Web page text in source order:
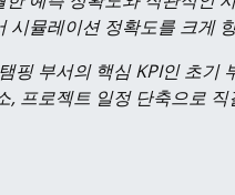
시뮬레이션 정확도를 크게
핑 부서의 핵심 KPI인 초기
, 프로젝트 일정 단축으로